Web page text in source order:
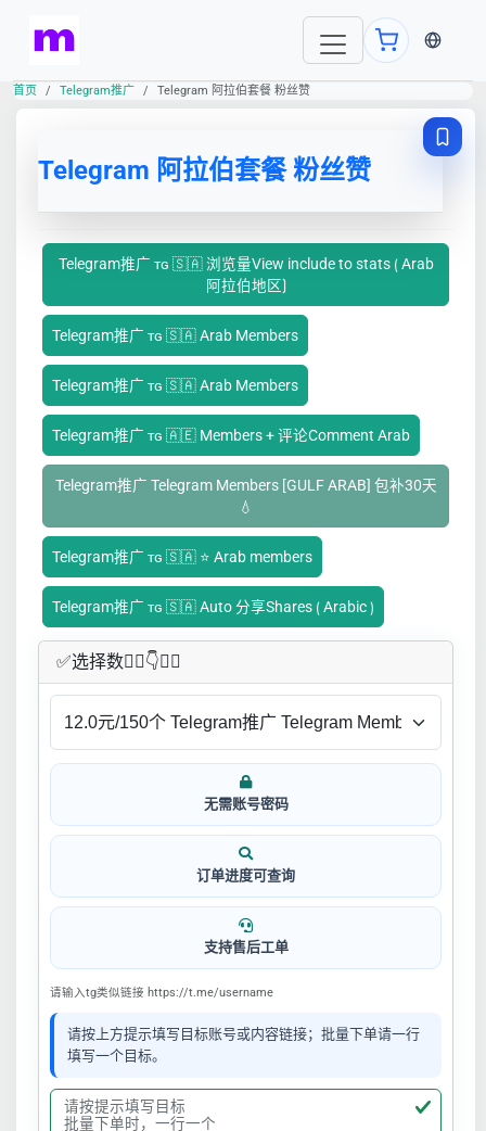
当前语
首页 Telegram推广 Telegram 阿拉伯套餐 粉丝赞
Telegram 阿拉伯套餐 粉丝赞
Telegram推广 ᴛɢ 🇸🇦 浏览量View include to stats ⟮ Arab
阿拉伯地区⟯
Telegram推广 ᴛɢ 🇸🇦 Arab Members
Telegram推广 ᴛɢ 🇸🇦 Arab Members
Telegram推广 ᴛɢ 🇦🇪 Members + 评论Comment Arab
Telegram推广 Telegram Members [GULF ARAB] 包补30天
💧
Telegram推广 ᴛɢ 🇸🇦 ⭐ Arab members
Telegram推广 ᴛɢ 🇸🇦 Auto 分享Shares ⟮ Arabic ⟯
✅​选择数👇🏻​​👇👇🏻​​
无需账号密码
订单进度可查询
支持售后工单
请输入tg类似链接 https://t.me/username
请按上方提示填写目标账号或内容链接；批量下单请一行
填写一个目标。